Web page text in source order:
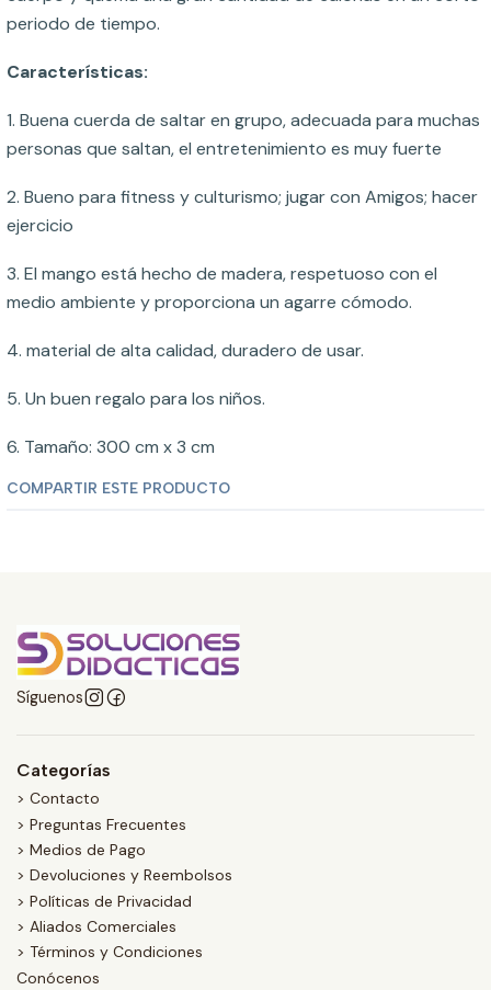
periodo de tiempo.
Características:
1. Buena cuerda de saltar en grupo, adecuada para muchas
personas que saltan, el entretenimiento es muy fuerte
2. Bueno para fitness y culturismo; jugar con Amigos; hacer
ejercicio
3. El mango está hecho de madera, respetuoso con el
medio ambiente y proporciona un agarre cómodo.
4. material de alta calidad, duradero de usar.
5. Un buen regalo para los niños.
6. Tamaño: 300 cm x 3 cm
COMPARTIR ESTE PRODUCTO
Síguenos
Categorías
> Contacto
> Preguntas Frecuentes
> Medios de Pago
> Devoluciones y Reembolsos
> Políticas de Privacidad
> Aliados Comerciales
> Términos y Condiciones
Conócenos